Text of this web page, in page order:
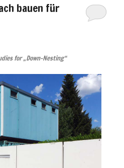
bauen für
for „Down-Nesting“